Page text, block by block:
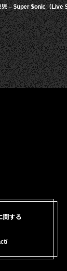
児 – $uper $onic（Live
関する